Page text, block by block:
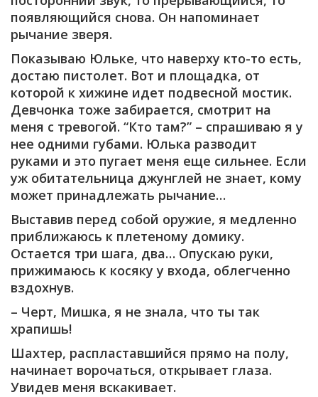
появляющийся снова. Он напоминает
рычание зверя.
Показываю Юльке, что наверху кто-то есть,
достаю пистолет. Вот и площадка, от
которой к хижине идет подвесной мостик.
Девчонка тоже забирается, смотрит на
меня с тревогой. “Кто там?” – спрашиваю я у
нее одними губами. Юлька разводит
руками и это пугает меня еще сильнее. Если
уж обитательница джунглей не знает, кому
может принадлежать рычание…
Выставив перед собой оружие, я медленно
приближаюсь к плетеному домику.
Остается три шага, два… Опускаю руки,
прижимаюсь к косяку у входа, облегченно
вздохнув.
– Черт, Мишка, я не знала, что ты так
храпишь!
Шахтер, распластавшийся прямо на полу,
начинает ворочаться, открывает глаза.
Увидев меня вскакивает.